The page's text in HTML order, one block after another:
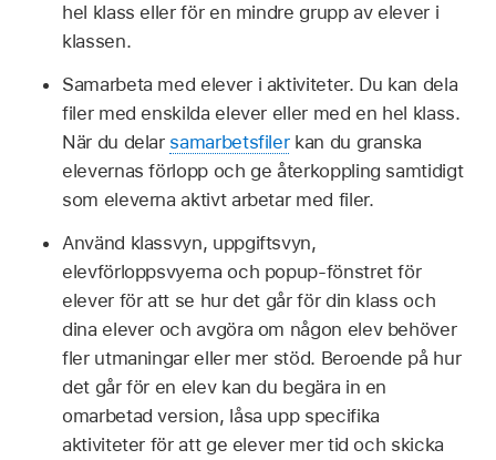
hel klass eller för en mindre grupp av elever i
klassen.
Samarbeta med elever i aktiviteter. Du kan dela
filer med enskilda elever eller med en hel klass.
När du delar samarbetsfilerkan du granska
elevernas förlopp och ge återkoppling samtidigt
som eleverna aktivt arbetar med filer.
Använd klassvyn, uppgiftsvyn,
elevförloppsvyerna och popup‑fönstret för
elever för att se hur det går för din klass och
dina elever och avgöra om någon elev behöver
fler utmaningar eller mer stöd. Beroende på hur
det går för en elev kan du begära in en
omarbetad version, låsa upp specifika
aktiviteter för att ge elever mer tid och skicka